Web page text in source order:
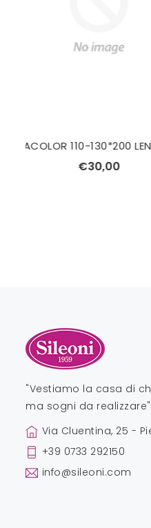
€88,50
"Vestiamo la casa di
ma sogni da realizzare"
Via Cluentina, 25 -
+39 0733 292150
info@sileoni.com